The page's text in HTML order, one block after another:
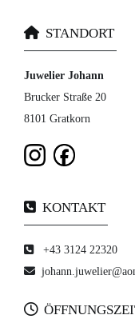
 STANDORT
Juwelier Johann
Brucker Straße 20
8101 Gratkorn
 KONTAKT
 +43 3124 22320

